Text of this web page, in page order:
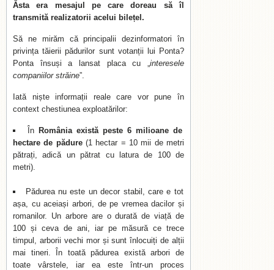
Ăsta era mesajul pe care doreau să îl
transmită realizatorii acelui bilețel.
Să ne mirăm că principalii dezinformatori în
privința tăierii pădurilor sunt votanții lui Ponta?
Ponta însuși a lansat placa cu „interesele
companiilor străine”.
Iată niște informații reale care vor pune în
context chestiunea exploatărilor:
În România există peste 6 milioane de
hectare de pădure(1 hectar = 10 mii de metri
pătrați, adică un pătrat cu latura de 100 de
metri).
Pădurea nu este un decor stabil, care e tot
așa, cu aceiași arbori, de pe vremea dacilor și
romanilor. Un arbore are o durată de viață de
100 și ceva de ani, iar pe măsură ce trece
timpul, arborii vechi mor și sunt înlocuiți de alții
mai tineri. În toată pădurea există arbori de
toate vârstele, iar ea este într-un proces